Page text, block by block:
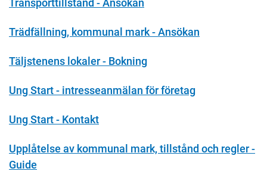
Transporttillstånd - Ansökan
Trädfällning, kommunal mark - Ansökan
Täljstenens lokaler - Bokning
Ung Start - intresseanmälan för företag
Ung Start - Kontakt
Upplåtelse av kommunal mark, tillstånd och regler -
Guide